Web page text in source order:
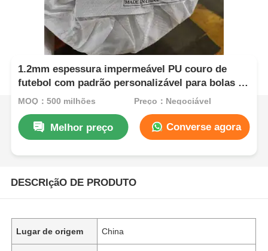
1.2mm espessura impermeável PU couro de
futebol com padrão personalizável para bolas de
futebol
MOQ：500 milhões Preço：Negociável
Melhor preço Converse agora
DESCRIçãO DE PRODUTO
Lugar de origem China